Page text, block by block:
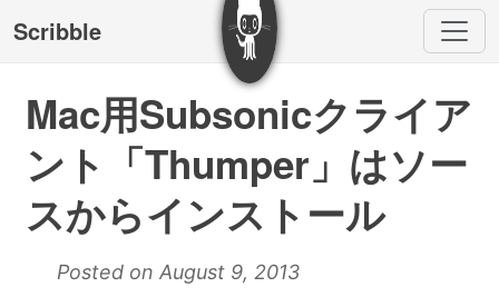
Scribble
Mac用Subsonicクライア
ント「Thumper」はソー
スからインストール
Posted on August 9, 2013